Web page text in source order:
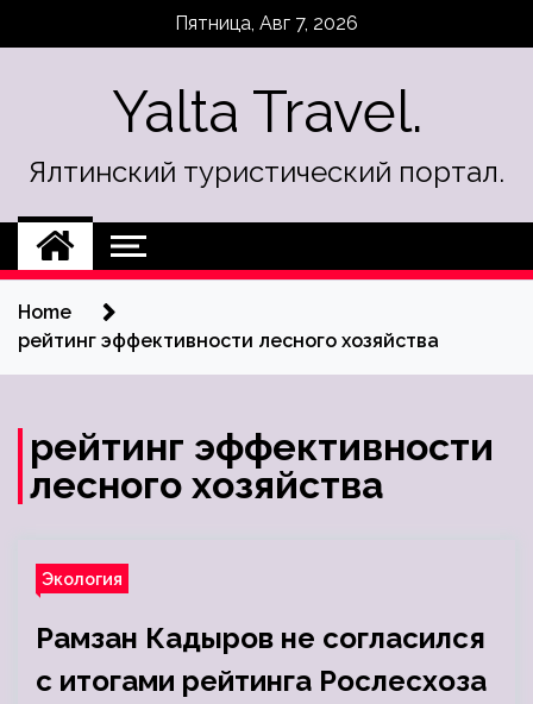
Пятница, Авг 7, 2026
Yalta Travel.
Ялтинский туристический портал.
Home
рейтинг эффективности лесного хозяйства
рейтинг эффективности
лесного хозяйства
Экология
Рамзан Кадыров не согласился
с итогами рейтинга Рослесхоза